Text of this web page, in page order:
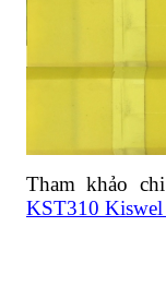
Tham khảo
KST310 Kiswel